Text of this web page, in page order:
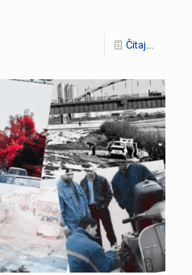
Čitaj...